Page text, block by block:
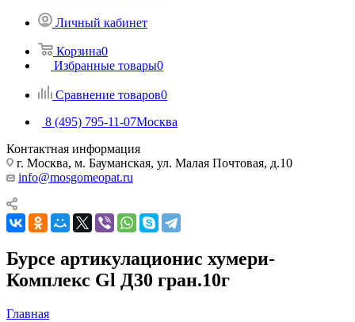
Личный кабинет
Корзина0
Избранные товары0
Сравнение товаров0
8 (495) 795-11-07Москва
Контактная информация
г. Москва, м. Бауманская, ул. Малая Почтовая, д.10
info@mosgomeopat.ru
Бурсе артикулационис хумери-
Комплекс Gl Д30 гран.10г
Главная